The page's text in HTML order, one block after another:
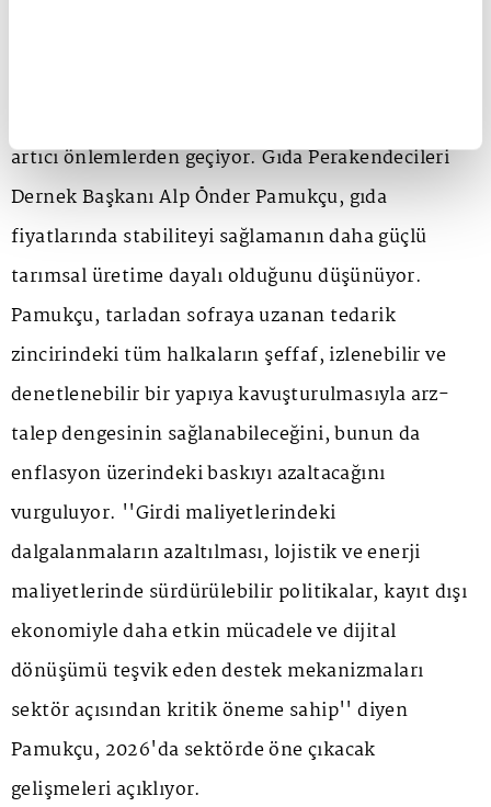
artıcı önlemlerden geçiyor. Gıda Perakendecileri
Dernek Başkanı Alp Önder Pamukçu, gıda
fiyatlarında stabiliteyi sağlamanın daha güçlü
tarımsal üretime dayalı olduğunu düşünüyor.
Pamukçu, tarladan sofraya uzanan tedarik
zincirindeki tüm halkaların şeffaf, izlenebilir ve
denetlenebilir bir yapıya kavuşturulmasıyla arz-
talep dengesinin sağlanabileceğini, bunun da
enflasyon üzerindeki baskıyı azaltacağını
vurguluyor. ''Girdi maliyetlerindeki
dalgalanmaların azaltılması, lojistik ve enerji
maliyetlerinde sürdürülebilir politikalar, kayıt dışı
ekonomiyle daha etkin mücadele ve dijital
dönüşümü teşvik eden destek mekanizmaları
sektör açısından kritik öneme sahip'' diyen
Pamukçu, 2026'da sektörde öne çıkacak
gelişmeleri açıklıyor.